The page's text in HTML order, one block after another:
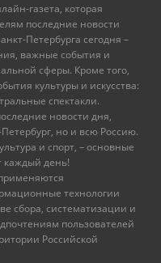
газета, которая
последние новости
Петербурга сегодня –
важные события и
сферы. Кроме того,
культуры и искусства:
спектакли.
новости дня,
но и всю Россию.
и спорт, – основные
каждый день!
технологии
сбора, систематизации и
пользователей
Российской